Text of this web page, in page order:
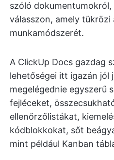
szóló
válasszon, amely tükrözi
munkamódszerét.
A ClickUp Docs gazdag
lehetőségei itt igazán jól
megelégednie egyszerű
fejléceket,
ellenőrzőlistákat,
kódblokkokat, sőt
mint például Kanban